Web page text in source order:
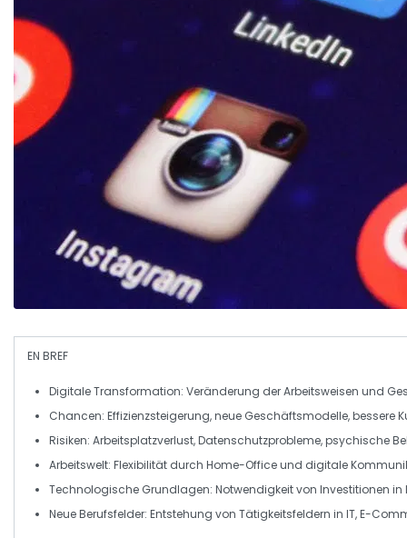
EN BREF
Digitale Transformation: Veränderung der Arbeitsweisen und
Chancen: Effizienzsteigerung, neue Geschäftsmodelle, bessere
Risiken: Arbeitsplatzverlust, Datenschutzprobleme, psychische
Arbeitswelt: Flexibilität durch Home-Officeund digitale
Technologische Grundlagen: Notwendigkeit von Investitionen in
Neue Berufsfelder: Entstehung von Tätigkeitsfeldern in IT,E-